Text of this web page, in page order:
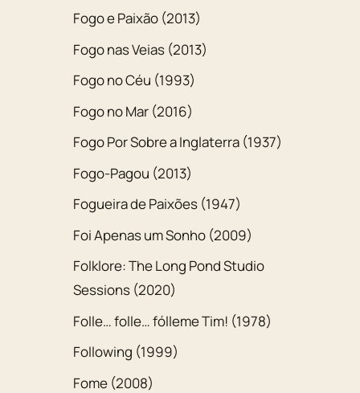
Fogo e Paixão (2013)
Fogo nas Veias (2013)
Fogo no Céu (1993)
Fogo no Mar (2016)
Fogo Por Sobre a Inglaterra (1937)
Fogo-Pagou (2013)
Fogueira de Paixões (1947)
Foi Apenas um Sonho (2009)
Folklore: The Long Pond Studio
Sessions (2020)
Folle… folle… fólleme Tim! (1978)
Following (1999)
Fome (2008)